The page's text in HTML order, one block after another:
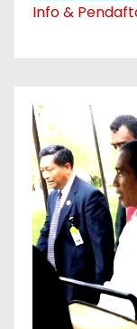
Info &